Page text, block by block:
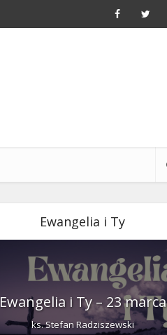
Ewangelia i Ty
Ewangelia i Ty – 23 marca
ks. Stefan Radziszewski